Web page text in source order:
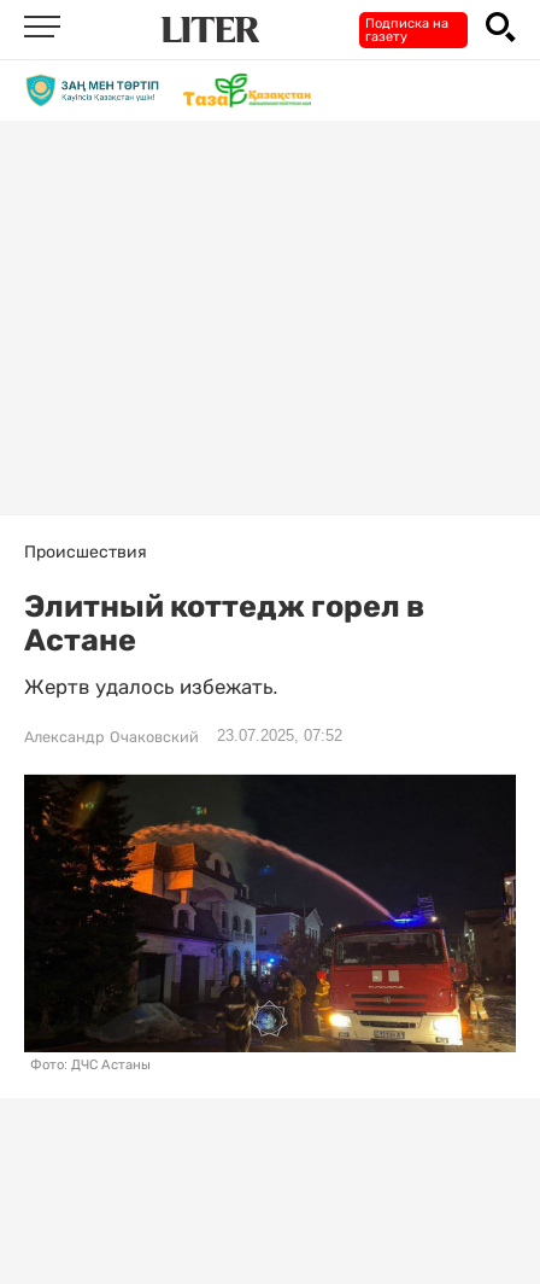
Подписка на
газету
Происшествия
Элитный коттедж горел в
Астане
Жертв удалось избежать.
Александр Очаковский 23.07.2025, 07:52
Фото: ДЧС Астаны